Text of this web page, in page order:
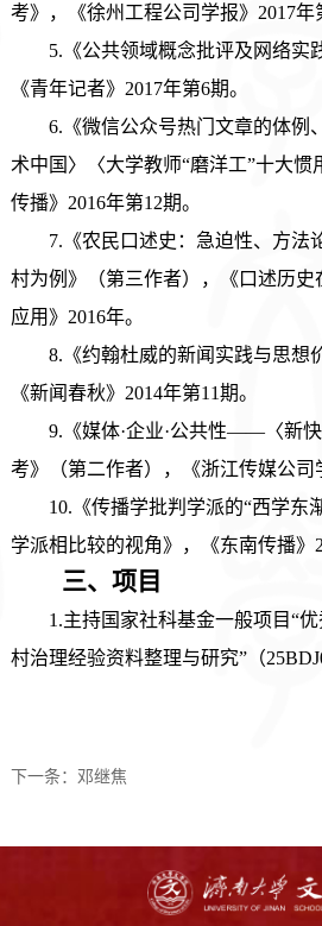
考》，《徐州工程公司学报》2017年
5.《公共领域概念批评及网络实
《青年记者》2017年第6期。
6.《微信公众号热门文章的体
术中国〉〈大学教师“磨洋工”十大惯
传播》2016年第12期。
7.《农民口述史：急迫性、方
村为例》（第三作者），《口述历
应用》2016年。
8.《约翰杜威的新闻实践与思想
《新闻春秋》2014年第11期。
9.《媒体·企业·公共性——〈新
考》（第二作者），《浙江传媒公司
10.《传播学批判学派的“西学
学派相比较的视角》，《东南传播》
三、 项目
1.主持国家社科基金一般项目“
村治理经验资料整理与研究”（
下一条： 邓继焦